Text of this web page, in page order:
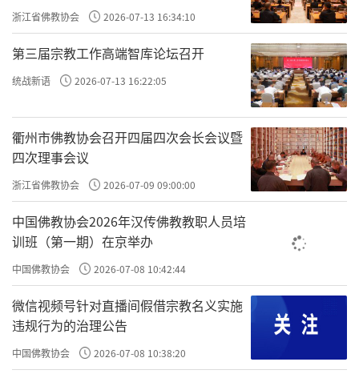
这位证果的阿罗汉，一见这群贫人，马上
明白了这五百人的宿世因果。原来他们的过去
生，在惟卫佛时代，曾经全都是一位长者的家
奴。这位长者敬信三宝，经常供养出家法师，
而每一次的供养，都是由这五百个家奴负责料
理烹煮、恭敬侍奉，并且在长者家中，又常常
听闻法师们讲经说法。这五百人往生之后，因
为供养僧宝的功德，升到天界去享福。现在，
虽然天福享尽了，但曾经听闻过佛法，种下善
根，因此，这一生才有前来出家的因缘。阿罗
汉虽然知道这五百人出家的目的，并不是真正
发心要修行，只是为了要接受供养，然后筹措
旅费去他国赚取宝幢。但是，阿罗汉观察到他
们得度的因缘已经成熟了，于是就为他们剃
浙江省佛教协会 2026-07-13 16:34:10
第三届宗教工作高端智库论坛召开
统战新语 2026-07-13 16:22:05
衢州市佛教协会召开四届四次会长会议暨
四次理事会议
浙江省佛教协会 2026-07-09 09:00:00
中国佛教协会2026年汉传佛教教职人员培
训班（第一期）在京举办
中国佛教协会 2026-07-08 10:42:44
微信视频号针对直播间假借宗教名义实施
违规行为的治理公告
中国佛教协会 2026-07-08 10:38:20